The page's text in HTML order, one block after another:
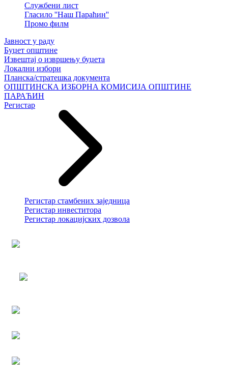
Службени лист
Гласило ''Наш Параћин''
Промо филм
Јавност у раду
Буџет општине
Извештај о извршењу буџета
Локални избори
Планска/стратешка документа
ОПШТИНСКА ИЗБОРНА КОМИСИЈА ОПШТИНЕ
ПАРАЋИН
Регистар
Регистар стамбених заједница
Регистар инвеститора
Регистар локацијских дозвола